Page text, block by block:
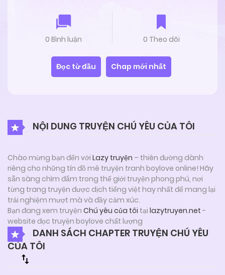
0 Bình luận 0 Theo dõi
Đọc từ đầu Chap mới nhất
NỘI DUNG TRUYỆN CHÚ YÊU CỦA TÔI
Chào mừng bạn đến với Lazy truyện – thiên đường dành
riêng cho những tín đồ mê truyện tranh boylove online! Hãy
sẵn sàng chìm đắm trong thế giới truyện phong phú, nơi
từng trang truyện được dịch tiếng việt hay nhất để mang lại
trải nghiệm mượt mà và đầy cảm xúc.
Bạn đang xem truyện Chú yêu của tôi tại lazytruyen.net -
website đọc truyện boylove chất lượng
DANH SÁCH CHAPTER TRUYỆN CHÚ YÊU
CỦA TÔI